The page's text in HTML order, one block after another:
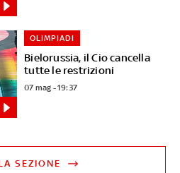
Bielorussia, il Cio cancella
tutte le restrizioni
OLIMPIADI
07 mag - 19:37
SEZIONE